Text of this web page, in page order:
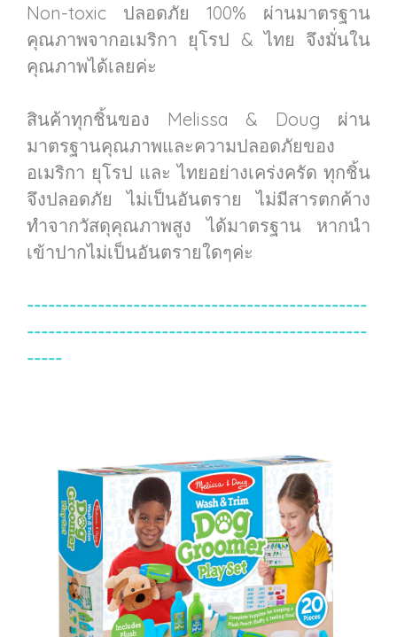
Non-toxic ปลอดภัย 100% ผ่านมาตรฐาน
คุณภาพจากอเมริกา ยุโรป & ไทย จึงมั่นใน
คุณภาพได้เลยค่ะ
สินค้าทุกชิ้นของ Melissa & Doug ผ่าน
มาตรฐานคุณภาพและความปลอดภัยของ
อเมริกา ยุโรป และ ไทยอย่างเคร่งครัด ทุกชิ้น
จึงปลอดภัย ไม่เป็นอันตราย ไม่มีสารตกค้าง
ทำจากวัสดุคุณภาพสูง ได้มาตรฐาน หากนำ
เข้าปากไม่เป็นอันตรายใดๆค่ะ
------------------------------------------------
------------------------------------------------
-----